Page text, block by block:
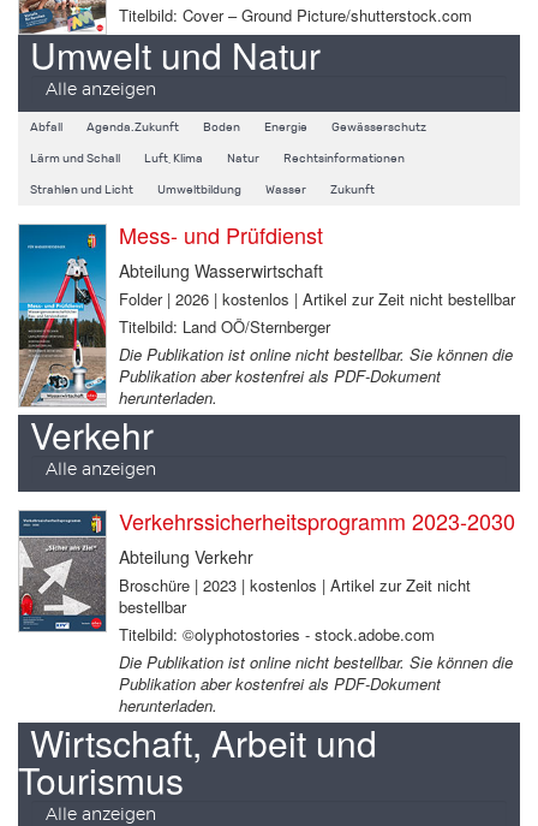
Titelbild: Cover – Ground Picture/shutterstock.com
Umwelt und Natur
Alle anzeigen
Abfall Agenda.Zukunft Boden Energie Gewässerschutz
Lärm und Schall Luft, Klima Natur Rechtsinformationen
Strahlen und Licht Umweltbildung Wasser Zukunft
Mess- und Prüfdienst
Abteilung Wasserwirtschaft
Folder | 2026 | kostenlos | Artikel zur Zeit nicht bestellbar
Titelbild: Land OÖ/Sternberger
Die Publikation ist online nicht bestellbar. Sie können die
Publikation aber kostenfrei als PDF-Dokument
herunterladen.
Verkehr
Alle anzeigen
Verkehrssicherheitsprogramm 2023-2030
Abteilung Verkehr
Broschüre | 2023 | kostenlos | Artikel zur Zeit nicht
bestellbar
Titelbild: ©olyphotostories - stock.adobe.com
Die Publikation ist online nicht bestellbar. Sie können die
Publikation aber kostenfrei als PDF-Dokument
herunterladen.
Wirtschaft, Arbeit und
Tourismus
Alle anzeigen